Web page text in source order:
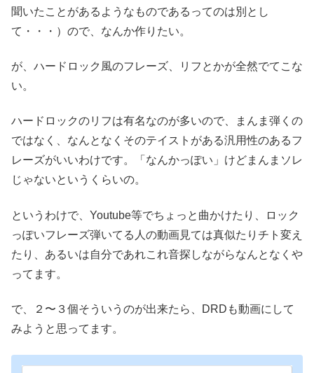
聞いたことがあるようなものであるってのは別とし
て・・・）ので、なんか作りたい。
が、ハードロック風のフレーズ、リフとかが全然でてこな
い。
ハードロックのリフは有名なのが多いので、まんま弾くの
ではなく、なんとなくそのテイストがある汎用性のあるフ
レーズがいいわけです。「なんかっぽい」けどまんまソレ
じゃないというくらいの。
というわけで、Youtube等でちょっと曲かけたり、ロック
っぽいフレーズ弾いてる人の動画見ては真似たりチト変え
たり、あるいは自分であれこれ音探しながらなんとなくや
ってます。
で、２〜３個そういうのが出来たら、DRDも動画にして
みようと思ってます。